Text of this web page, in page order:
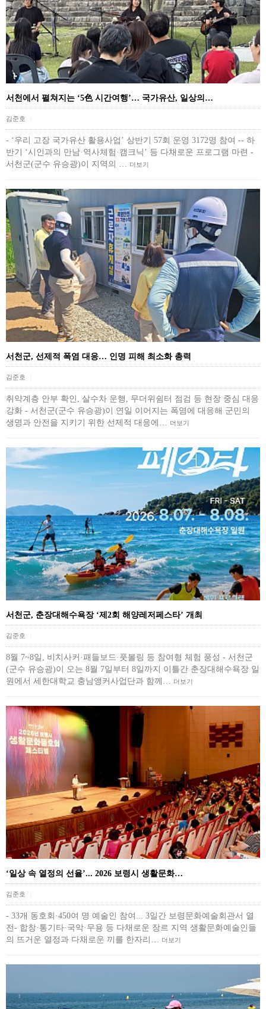
서천에서 펼쳐지는 ‘5色 시간여행’… 국가유산, 일상의…
김준호
- ‘우리 고장 국가유산 활용사업’ 상반기 57회 운영 3172명 참여 -- 하
반기 ‘시인과의 만남·역사체험·캠크닉’ 등 다채로운 프로그램 마련 -
서천군(군수 유승광)이 지역의 … 더보기
서천군, 선제적 폭염 대응… 인명 피해 최소화 총력
김준호
취약계층 안부 확인, 살수차 운행, 무더위쉼터 점검 등 현장 중심 대응
강화 - 서천군(군수 유승광)이 연일 이어지는 폭염에 대응해 군민의
생명과 안전을 지키기 위한 선제적 대응에… 더보기
서천군, 춘장대해수욕장 ‘제2회 해양레저페스타’ 개최
김준호
8월 7~8일, 비치사커·패들보드·풋볼링 등 참여형 체험 풍성 - 서천군
(군수 유승광)이 오는 8월 7일부터 8일까지 이틀간 춘장대해수욕장 일
원에서 세한대학교 충남앵커사업단과 함께…
더보기
‘일상 속 열정의 선율’... 2026 보령시 생활문화…
김준호
- 33개 동호회·450여 명 예술인 참여... 3일간 보령문화예술회관서 열
전- 합창·통기타·국악·무용 등 다채로운 장르 지역 생활문화예술인들
의 뜨거운 열정과 다채로운 끼를 한자리…
더보기